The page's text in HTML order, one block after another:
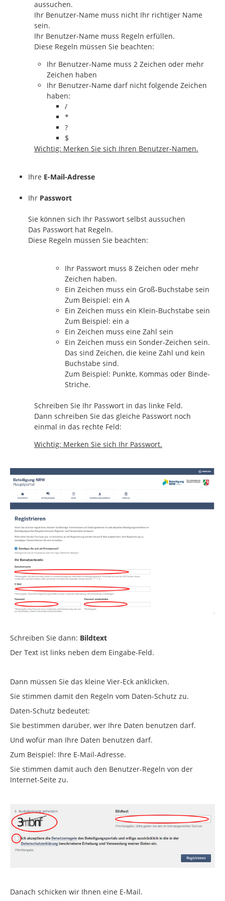
aussuchen.
Ihr Benutzer-Name muss nicht Ihr richtiger Name
sein.
Ihr Benutzer-Name muss Regeln erfüllen.
Diese Regeln müssen Sie beachten:
Ihr Benutzer-Name muss 2 Zeichen oder mehr
Zeichen haben
Ihr Benutzer-Name darf nicht folgende Zeichen
haben:
/
*
?
$
Wichtig: Merken Sie sich Ihren Benutzer-Namen.
Ihre E-Mail-Adresse
Ihr Passwort
Sie können sich Ihr Passwort selbst aussuchen
Das Passwort hat Regeln.
Diese Regeln müssen Sie beachten:
Ihr Passwort muss 8 Zeichen oder mehr
Zeichen haben.
Ein Zeichen muss ein Groß-Buchstabe sein
Zum Beispiel: ein A
Ein Zeichen muss ein Klein-Buchstabe sein
Zum Beispiel: ein a
Ein Zeichen muss eine Zahl sein
Ein Zeichen muss ein Sonder-Zeichen sein.
Das sind Zeichen, die keine Zahl und kein
Buchstabe sind.
Zum Beispiel: Punkte, Kommas oder Binde-
Striche.
Schreiben Sie Ihr Passwort in das linke Feld.
Dann schreiben Sie das gleiche Passwort noch
einmal in das rechte Feld:
Wichtig: Merken Sie sich Ihr Passwort.
Schreiben Sie dann: Bildtext
Der Text ist links neben dem Eingabe-Feld.
Dann müssen Sie das kleine Vier-Eck anklicken.
Sie stimmen damit den Regeln vom Daten-Schutz zu.
Daten-Schutz bedeutet:
Sie bestimmen darüber, wer Ihre Daten benutzen darf.
Und wofür man Ihre Daten benutzen darf.
Zum Beispiel: Ihre E-Mail-Adresse.
Sie stimmen damit auch den Benutzer-Regeln von der
Internet-Seite zu.
Danach schicken wir Ihnen eine E-Mail.